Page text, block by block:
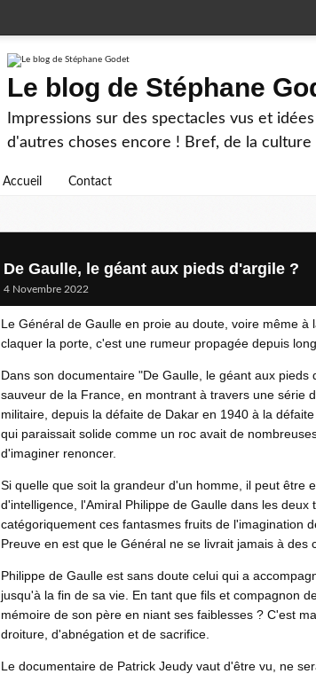
Le blog de Stéphane
Impressions sur des spectacles vus et
d'autres choses encore ! Bref, de la
Accueil Contact
De Gaulle, le géant aux pieds d'argile ?
4 Novembre 2022
Le Général de Gaulle en proie au doute, voire même
claquer la porte, c'est une rumeur propagée depuis
Dans son documentaire "De Gaulle, le géant aux
sauveur de la France, en montrant à travers une série
militaire, depuis la défaite de Dakar en 1940 à la
qui paraissait solide comme un roc avait de
d'imaginer renoncer.
Si quelle que soit la grandeur d'un homme, il peut être
d'intelligence, l'Amiral Philippe de Gaulle dans les
catégoriquement ces fantasmes fruits de l'imagination
Preuve en est que le Général ne se livrait jamais à des
Philippe de Gaulle est sans doute celui qui a
jusqu'à la fin de sa vie. En tant que fils et compagnon
mémoire de son père en niant ses faiblesses ? C'est
droiture, d'abnégation et de sacrifice.
Le documentaire de Patrick Jeudy vaut d'être vu, ne